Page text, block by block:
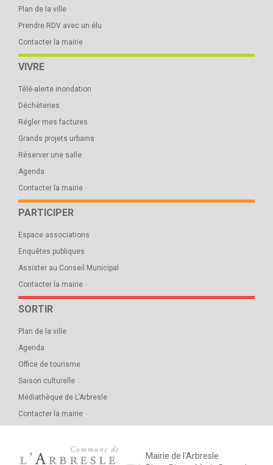
Plan de la ville
Prendre RDV avec un élu
Contacter la mairie
VIVRE
Télé-alerte inondation
Déchèteries
Régler mes factures
Grands projets urbains
Réserver une salle
Agenda
Contacter la mairie
PARTICIPER
Espace associations
Enquêtes publiques
Assister au Conseil Municipal
Contacter la mairie
SORTIR
Plan de la ville
Agenda
Office de tourisme
Saison culturelle
Médiathèque de L’Arbresle
Contacter la mairie
Mairie de l'Arbresle